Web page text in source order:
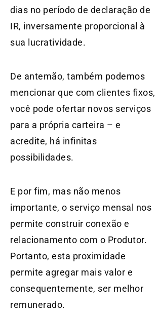
dias no período de declaração de
IR, inversamente proporcional à
sua lucratividade.
De antemão, também podemos
mencionar que com clientes fixos,
você pode ofertar novos serviços
para a própria carteira – e
acredite, há infinitas
possibilidades.
E por fim, mas não menos
importante, o serviço mensal nos
permite construir conexão e
relacionamento com o Produtor.
Portanto, esta proximidade
permite agregar mais valor e
consequentemente, ser melhor
remunerado.